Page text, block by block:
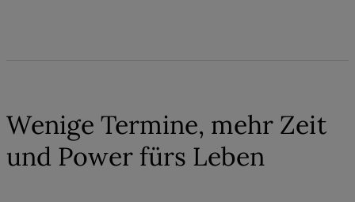
Wenige Termine, mehr Zeit
und Power fürs Leben